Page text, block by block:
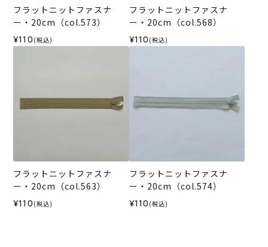
フラットニットファスナ
ー・20cm（col.573）
¥110 (税込)
フラットニットファスナ
ー・20cm（col.568）
¥110 (税込)
フラットニットファスナ
ー・20cm（col.563）
¥110 (税込)
フラットニットファスナ
ー・20cm（col.574）
¥110 (税込)